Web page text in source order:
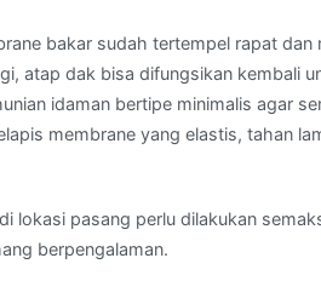
bakar sudah tertempel rapat dan
atap dak bisa difungsikan kembali
idaman bertipe minimalis agar
membrane yang elastis, tahan
lokasi pasang perlu dilakukan
berpengalaman.